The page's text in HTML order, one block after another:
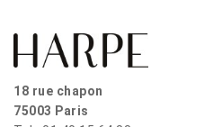
18 rue chapon
75003 Paris